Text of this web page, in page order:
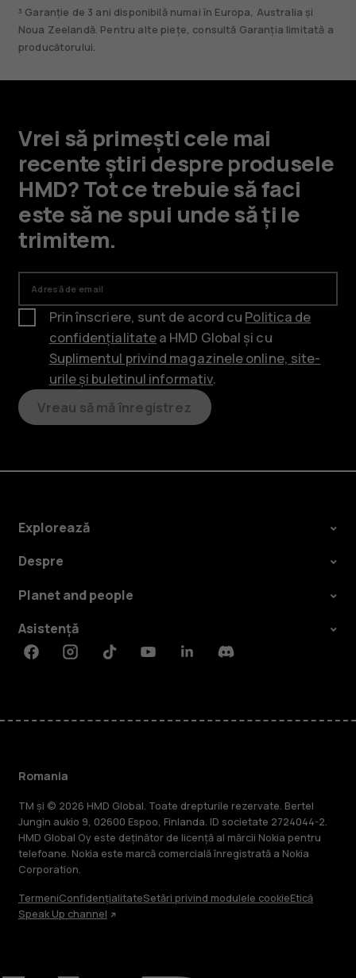
³ Garanție de 3 ani disponibilă numai în Europa, Australia și
Noua Zeelandă. Pentru alte piețe, consultă Garanția limitată a
producătorului.
Vrei să primești cele mai
recente știri despre produsele
HMD? Tot ce trebuie să faci
este să ne spui unde să ți le
trimitem.
Adresă de email
Prin înscriere, sunt de acord cu Politica de
confidențialitatea HMD Global și cu
Suplimentul privind magazinele online, site-
urile și buletinul informativ.
Vreau să mă înregistrez
Explorează
Despre
Planet and people
Asistență
FacebookInstagramTiktokYoutubeLinkedinDiscord
Romania
TM și © 2026 HMD Global. Toate drepturile rezervate. Bertel
Jungin aukio 9, 02600 Espoo, Finlanda. ID societate 2724044-2.
HMD Global Oy este deținător de licență al mărcii Nokia pentru
telefoane. Nokia este marcă comercială înregistrată a Nokia
Corporation.
TermeniConfidențialitateSetări privind modulele cookieEtică
Speak Up channel